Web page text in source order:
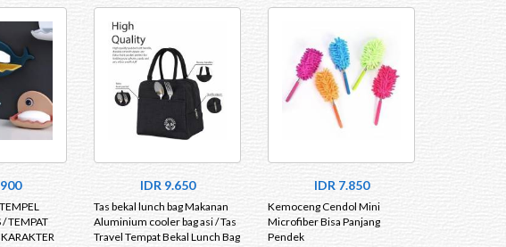
/ TEMPAT
IDR 9.650
Tas bekal lunch bag Makanan
Aluminium cooler bag asi / Tas
Travel Tempat Bekal Lunch Bag
IDR 7.850
Kemoceng Cendol Mini
Microfiber Bisa Panjang
Pendek